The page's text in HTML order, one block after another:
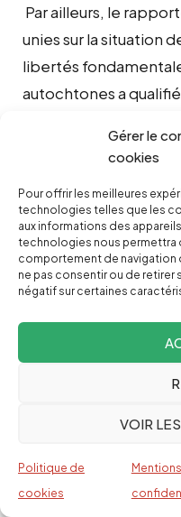
Gérer le
cookies
Pour offrir les meilleures
technologies telles que les
aux informations des
technologies nous permettra
comportement de navigation
ne pas consentir ou de
négatif sur certaines
VOIR
Politique de
cookies
Par ailleurs, le
unies sur la situation
libertés
autochtones a
grave, critique et
enfants indigènes ont
chiffre en hausse par
Le Département
opère sous l’autorité
impliqué dans « une
illégal, mené sur une
humains, des
des juges et des
ainsi à restreindre,